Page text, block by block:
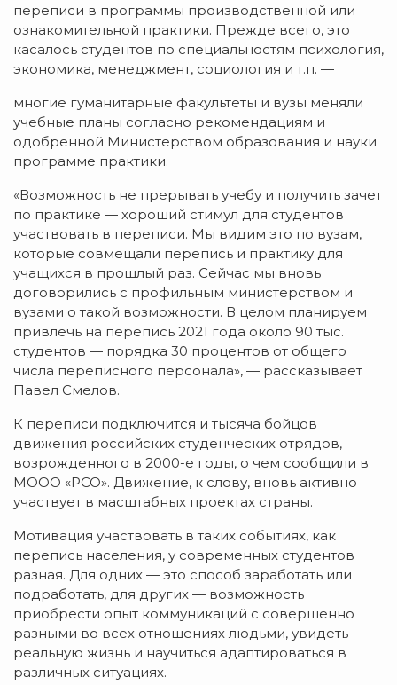
переписи в программы производственной или
ознакомительной практики. Прежде всего, это
касалось студентов по специальностям психология,
экономика, менеджмент, социология и т.п. —
многие гуманитарные факультеты и вузы меняли
учебные планы согласно рекомендациям и
одобренной Министерством образования и науки
программе практики.
«Возможность не прерывать учебу и получить зачет
по практике — хороший стимул для студентов
участвовать в переписи. Мы видим это по вузам,
которые совмещали перепись и практику для
учащихся в прошлый раз. Сейчас мы вновь
договорились с профильным министерством и
вузами о такой возможности. В целом планируем
привлечь на перепись 2021 года около 90 тыс.
студентов — порядка 30 процентов от общего
числа переписного персонала», — рассказывает
Павел Смелов.
К переписи подключится и тысяча бойцов
движения российских студенческих отрядов,
возрожденного в 2000-е годы, о чем сообщили в
МООО «РСО». Движение, к слову, вновь активно
участвует в масштабных проектах страны.
Мотивация участвовать в таких событиях, как
перепись населения, у современных студентов
разная. Для одних — это способ заработать или
подработать, для других — возможность
приобрести опыт коммуникаций с совершенно
разными во всех отношениях людьми, увидеть
реальную жизнь и научиться адаптироваться в
различных ситуациях.